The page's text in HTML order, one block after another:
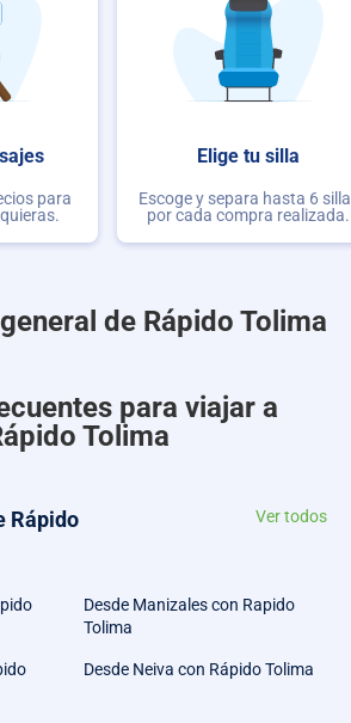
para
Elige tu silla
Escoge y separa hasta 6
por cada compra realizada.
de Rápido Tolima
para viajar a
Tolima
Rápido
Ver todos
Desde Manizales con Rapido
Tolima
Desde Neiva con Rápido Tolima